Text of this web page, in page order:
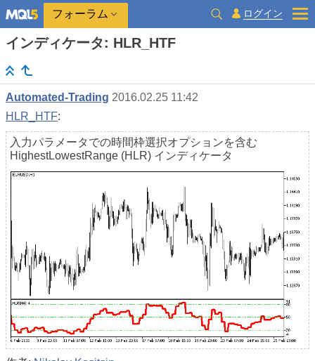
フォーラム ログイン
インディケータ: HLR_HTF
Automated-Trading 2016.02.25 11:42
HLR_HTF:
入力パラメータでの時間枠選択オプションを含む
HighestLowestRange (HLR) インディケータ